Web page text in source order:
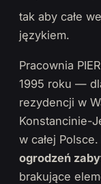
tak aby całe
językiem.
Pracownia
1995 roku —
rezydencji w
Konstancinie-
w całej
ogrodzeń
brakujące